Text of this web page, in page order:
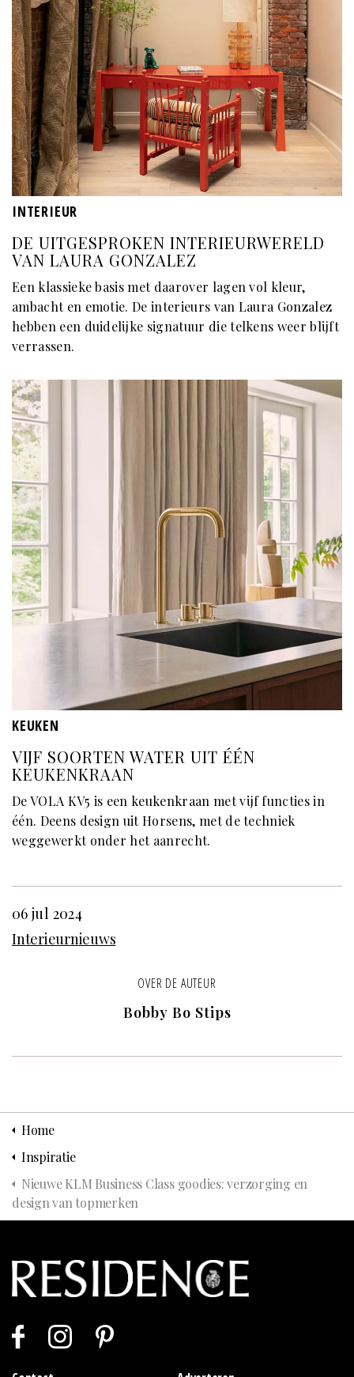
INTERIEUR
DE UITGESPROKEN INTERIEURWERELD
VAN LAURA GONZALEZ
Een klassieke basis met daarover lagen vol kleur,
ambacht en emotie. De interieurs van Laura Gonzalez
hebben een duidelijke signatuur die telkens weer blijft
verrassen.
KEUKEN
VIJF SOORTEN WATER UIT ÉÉN
KEUKENKRAAN
De VOLA KV5 is een keukenkraan met vijf functies in
één. Deens design uit Horsens, met de techniek
weggewerkt onder het aanrecht.
06 jul 2024
Interieurnieuws
OVER DE AUTEUR
Bobby Bo Stips
Home
Inspiratie
Nieuwe KLM Business Class goodies: verzorging en
design van topmerken